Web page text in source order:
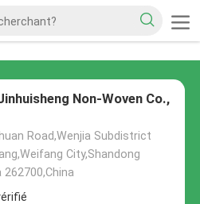
Non-Woven Co.,
Road,Wenjia Subdistrict
City,Shandong
262700,China